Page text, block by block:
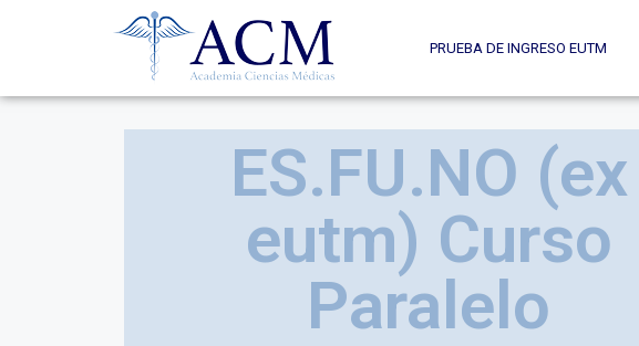
PRUEBA DE INGRESO EUTM
ES.FU.NO (ex
eutm) Curso
Paralelo